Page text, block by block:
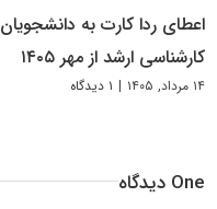
اعطای ردا کارت به دانشجویان
کارشناسی ارشد از مهر ۱۴۰۵
۱۴ مرداد, ۱۴۰۵ | ۱ دیدگاه
One دیدگاه